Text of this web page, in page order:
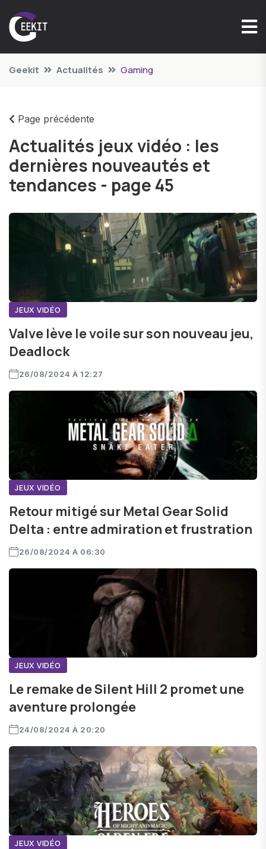
Geekit Actualités Gaming
Page précédente
Actualités jeux vidéo : les
dernières nouveautés et
tendances - page 45
JEUX VIDÉO
Valve lève le voile sur son nouveau jeu,
Deadlock
26/08/2024 À 12:27
JEUX VIDÉO
Retour mitigé sur Metal Gear Solid
Delta : entre admiration et frustration
26/08/2024 À 06:30
JEUX VIDÉO
Le remake de Silent Hill 2 promet une
aventure prolongée
24/08/2024 À 20:20
JEUX VIDÉO